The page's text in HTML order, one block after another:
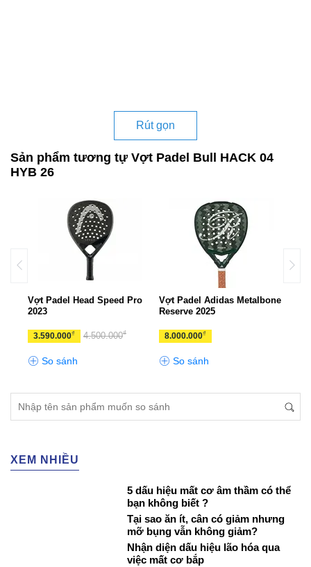
Rút gọn
Sản phẩm tương tự Vợt Padel Bull HACK 04
HYB 26
Vợt Padel Head Speed Pro
2023
3.590.000₫ 4.500.000₫
So sánh
Vợt Padel Adidas Metalbone
Reserve 2025
8.000.000₫
So sánh
XEM NHIỀU
5 dấu hiệu mất cơ âm thầm có thể
bạn không biết ?
Tại sao ăn ít, cân có giảm nhưng
mỡ bụng vẫn không giảm?
Nhận diện dấu hiệu lão hóa qua
việc mất cơ bắp